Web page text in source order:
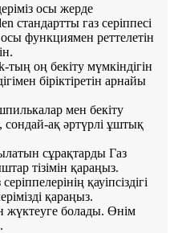
осы жерде
стандартты газ серіппесі
функциямен реттелетін
оң бекіту мүмкіндігін
біріктіретін арнайы
мен бекіту
ақ әртүрлі ұштық
сұрақтарды Газ
тізімін қараңыз.
қауіпсіздігі
қараңыз.
жүктеуге болады. Өнім